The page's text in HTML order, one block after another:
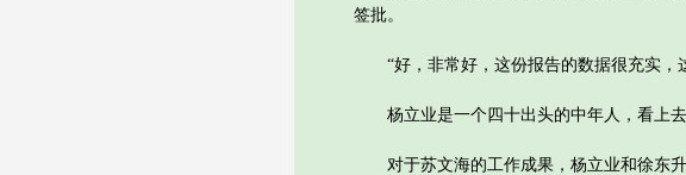
签批。
“好，非常好，这份报告的数据很充实，
杨立业是一个四十出头的中年人，看上去
对于苏文海的工作成果，杨立业和徐东升